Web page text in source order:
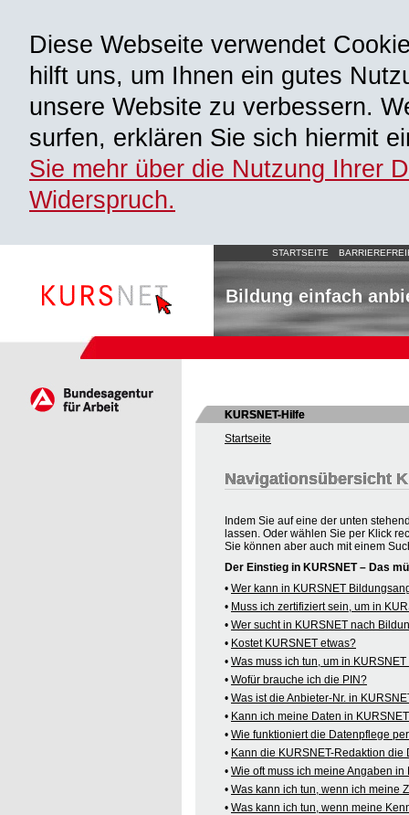
Diese Webseite verwendet
hilft uns, um Ihnen ein gutes
unsere Website zu verbessern.
surfen, erklären Sie sich hiermit
Sie mehr über die Nutzung Ihrer
Widerspruch.
STARTSEITE
Bildung einfach
KURSNET-Hilfe
Startseite
Navigationsübersicht
Indem Sie auf eine der unten
lassen. Oder wählen Sie per Klick
Sie können aber auch mit einem
Der Einstieg in KURSNET – Das
• Wer kann in KURSNET
• Muss ich zertifiziert sein, um in
• Wer sucht in KURSNET nach
• Kostet KURSNET etwas?
• Was muss ich tun, um in
• Wofür brauche ich die PIN?
• Was ist die Anbieter-Nr. in
• Kann ich meine Daten in
• Wie funktioniert die Datenpflege
• Kann die KURSNET-Redaktion
• Wie oft muss ich meine Angaben
• Was kann ich tun, wenn ich meine
• Was kann ich tun, wenn meine